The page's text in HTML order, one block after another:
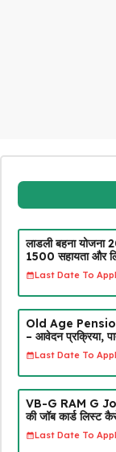
लाडली बहना
₹1500 सहायता और
Last Date To
Old Age Pension
– आवेदन प्रक्रिया,
Last Date To
VB-G RAM G
की जॉब कार्ड लिस्ट
Last Date To